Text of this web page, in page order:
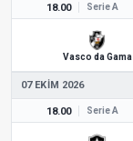
18.00 Serie A
Vasco da Gama
07 EKIM 2026
18.00 Serie A